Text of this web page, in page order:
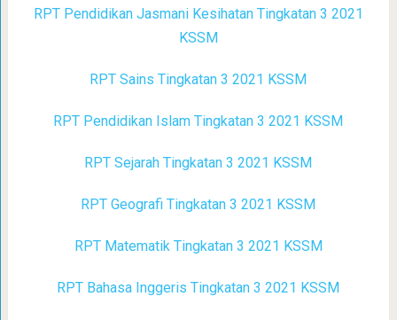
RPT Pendidikan Jasmani Kesihatan Tingkatan 3 2021
KSSM
RPT Sains Tingkatan 3 2021 KSSM
RPT Pendidikan Islam Tingkatan 3 2021 KSSM
RPT Sejarah Tingkatan 3 2021 KSSM
RPT Geografi Tingkatan 3 2021 KSSM
RPT Matematik Tingkatan 3 2021 KSSM
RPT Bahasa Inggeris Tingkatan 3 2021 KSSM